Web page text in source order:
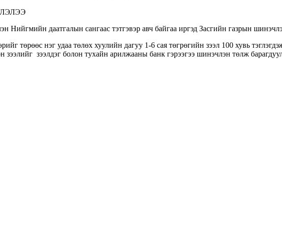
Нийгмийн даатгалын сангаас тэтгэвэр авч байгаа иргэд Засгийн газрын
төрөөс нэг удаа төлөх хуулийн дагуу 1-6 сая төгрөгийн зээл 100 хувь
зээлийг зээлдэг болон тухайн арилжааны банк гэрээгээ шинэчлэн төлж